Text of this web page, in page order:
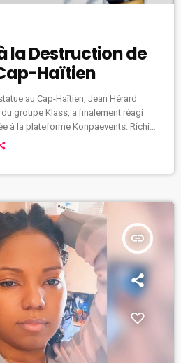
la Destruction de
Haïtien
au Cap-Haïtien, Jean Hérard
groupe Klass, a finalement réagi
à la plateforme Konpaevents. Richie
tout en appelant à tourner la page.
insert_link